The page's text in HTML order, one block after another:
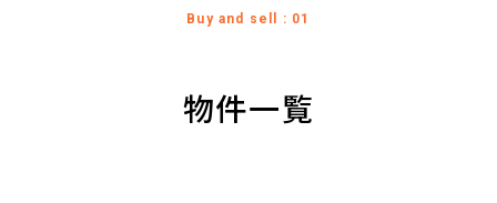
Buy and sell : 01
物件一覧